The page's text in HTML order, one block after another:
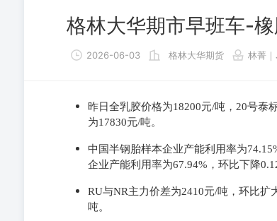
格林大华期市早班车-
2026-06-03 格林大华期货 林菁
昨日全乳胶价格为18200元/吨，20号泰
为17830元/吨。
中国半钢胎样本企业产能利用率为
企业产能利用率为67.94%，环比下降
RU与NR主力价差为2410元/吨，环比
吨。